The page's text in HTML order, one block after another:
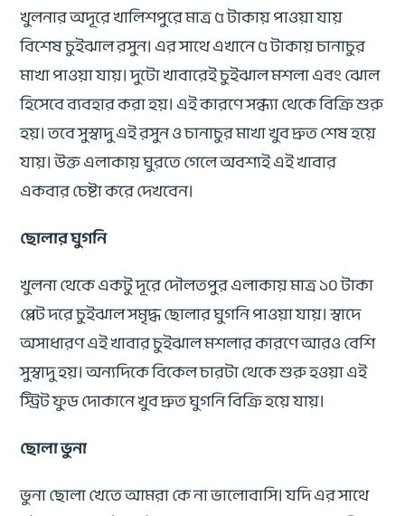
খুলনার অদূরে খালিশপুরে মাত্র ৫ টাকায় পাওয়া যায়
বিশেষ চুইঝাল রসুন। এর সাথে এখানে ৫ টাকায় চানাচুর
মাখা পাওয়া যায়। দুটো খাবারেই চুইঝাল মশলা এবং ঝোল
হিসেবে ব্যবহার করা হয়। এই কারণে সন্ধ্যা থেকে বিক্রি শুরু
হয়। তবে সুস্বাদু এই রসুন ও চানাচুর মাখা খুব দ্রুত শেষ হয়ে
যায়। উক্ত এলাকায় ঘুরতে গেলে অবশ্যই এই খাবার
একবার চেষ্টা করে দেখবেন।
ছোলার ঘুগনি
খুলনা থেকে একটু দূরে দৌলতপুর এলাকায় মাত্র ১০ টাকা
প্লেট দরে চুইঝাল সমৃদ্ধ ছোলার ঘুগনি পাওয়া যায়। স্বাদে
অসাধারণ এই খাবার চুইঝাল মশলার কারণে আরও বেশি
সুস্বাদু হয়। অন্যদিকে বিকেল চারটা থেকে শুরু হওয়া এই
স্ট্রিট ফুড দোকানে খুব দ্রুত ঘুগনি বিক্রি হয়ে যায়।
ছোলা ভুনা
ভুনা ছোলা খেতে আমরা কে না ভালোবাসি। যদি এর সাথে